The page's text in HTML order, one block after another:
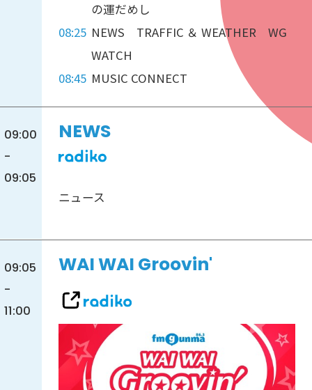
の運だめし
08:25 NEWS TRAFFIC ＆ WEATHER WG
WATCH
08:45 MUSIC CONNECT
09:00
-
09:05
NEWS
ニュース
09:05
-
11:00
WAI WAI Groovin'